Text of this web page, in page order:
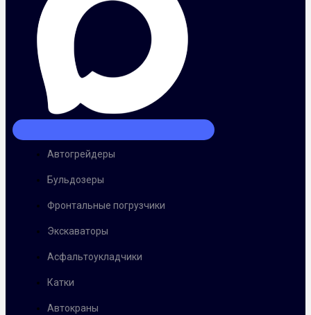
Автогрейдеры
Бульдозеры
Фронтальные погрузчики
Экскаваторы
Асфальтоукладчики
Катки
Автокраны